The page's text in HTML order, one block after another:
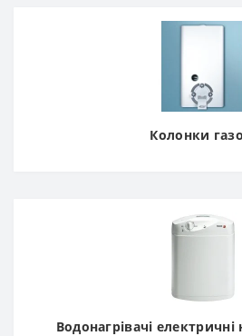
Колонки
Водонагрівачі